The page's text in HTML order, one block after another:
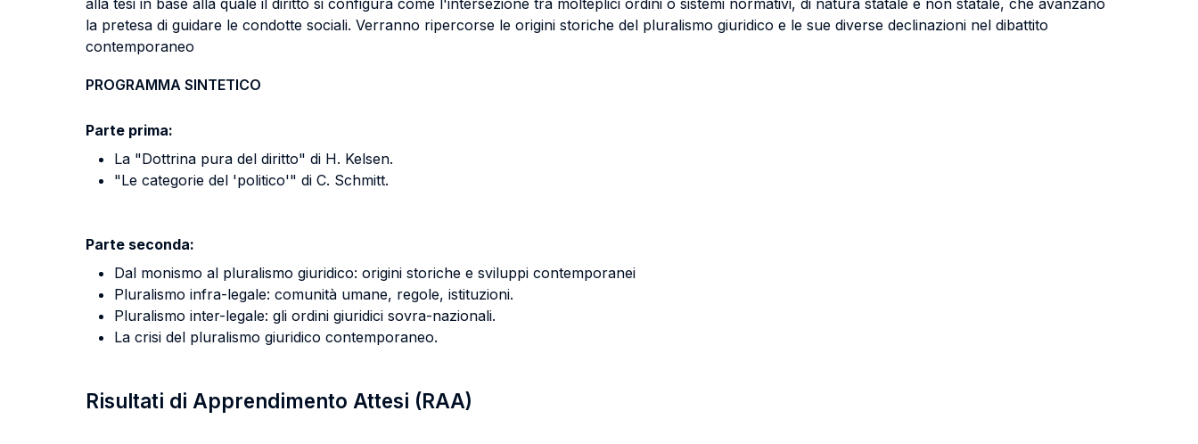
alla tesi in base alla quale il diritto si configura come l'intersezione tra molteplici ordini o sistemi normativi, di natura statale e non statale, che avanzano
la pretesa di guidare le condotte sociali. Verranno ripercorse le origini storiche del pluralismo giuridico e le sue diverse declinazioni nel dibattito
contemporaneo
PROGRAMMA SINTETICO
Parte prima:
La "Dottrina pura del diritto" di H. Kelsen.
"Le categorie del 'politico'" di C. Schmitt.
Parte seconda:
Dal monismo al pluralismo giuridico: origini storiche e sviluppi contemporanei
Pluralismo infra-legale: comunità umane, regole, istituzioni.
Pluralismo inter-legale: gli ordini giuridici sovra-nazionali.
La crisi del pluralismo giuridico contemporaneo.
Risultati di Apprendimento Attesi (RAA)